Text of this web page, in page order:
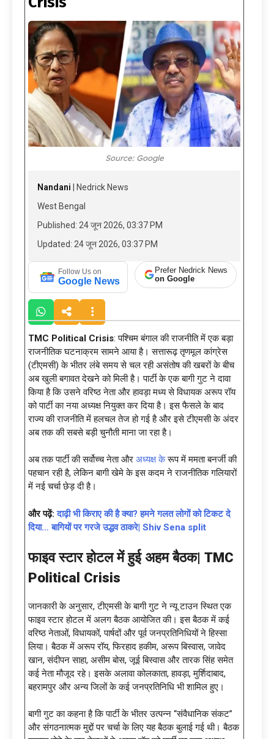
Source: Google
Nandani | Nedrick News
West Bengal
Published: 24 जून 2026, 03:37 PM
Updated: 24 जून 2026, 03:37 PM
Follow Us on
Google News
Prefer Nedrick News
on Google
TMC Political Crisis: पश्चिम बंगाल की राजनीति में एक बड़ा
राजनीतिक घटनाक्रम सामने आया है। सत्तारूढ़ तृणमूल कांग्रेस
(टीएमसी) के भीतर लंबे समय से चल रही असंतोष की खबरों के बीच
अब खुली बगावत देखने को मिली है। पार्टी के एक बागी गुट ने दावा
किया है कि उसने वरिष्ठ नेता और हावड़ा मध्य से विधायक अरूप रॉय
को पार्टी का नया अध्यक्ष नियुक्त कर दिया है। इस फैसले के बाद
राज्य की राजनीति में हलचल तेज हो गई है और इसे टीएमसी के अंदर
अब तक की सबसे बड़ी चुनौती माना जा रहा है।
अब तक पार्टी की सर्वोच्च नेता और अध्यक्ष केरूप में ममता बनर्जी की
पहचान रही है, लेकिन बागी खेमे के इस कदम ने राजनीतिक गलियारों
में नई चर्चा छेड़ दी है।
और पढ़ें:दाढ़ी भी किराए की है क्या? हमने गलत लोगों को टिकट दे
दिया… बागियों पर गरजे उद्धव ठाकरे| Shiv Sena split
फाइव स्टार होटल में हुई अहम बैठक| TMC
Political Crisis
जानकारी के अनुसार, टीएमसी के बागी गुट ने न्यू टाउन स्थित एक
फाइव स्टार होटल में अलग बैठक आयोजित की। इस बैठक में कई
वरिष्ठ नेताओं, विधायकों, पार्षदों और पूर्व जनप्रतिनिधियों ने हिस्सा
लिया। बैठक में अरूप रॉय, फिरहाद हकीम, अरूप बिस्वास, जावेद
खान, संदीपन साहा, असीम बोस, जूई बिस्वास और तारक सिंह समेत
कई नेता मौजूद रहे। इसके अलावा कोलकाता, हावड़ा, मुर्शिदाबाद,
बहरामपुर और अन्य जिलों के कई जनप्रतिनिधि भी शामिल हुए।
बागी गुट का कहना है कि पार्टी के भीतर उत्पन्न “संवैधानिक संकट”
और संगठनात्मक मुद्दों पर चर्चा के लिए यह बैठक बुलाई गई थी। बैठक